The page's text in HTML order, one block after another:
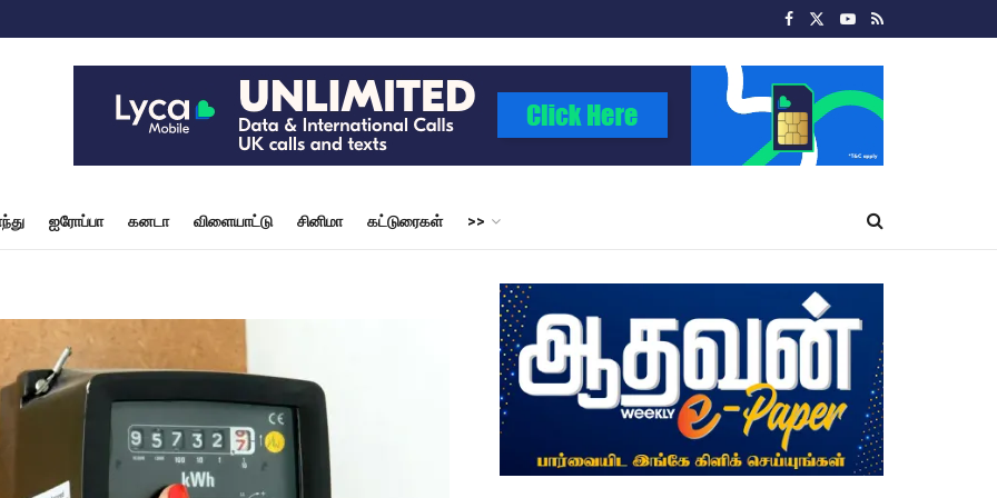
ஐரோப்பா கனடா விளையாட்டு சினிமா கட்டுரைகள் >>